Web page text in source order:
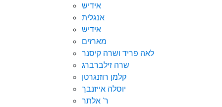
אידיש
אנגלית
אידיש
מארזים
לאה פריד ושרה קיסנר
שרה זילברברג
קלמן רוזנגרטן
יוסלה אייזנבך
ר' אלתר